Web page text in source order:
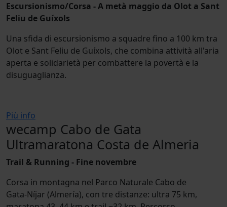
Escursionismo/Corsa - A metà maggio da Olot a Sant
Feliu de Guíxols
Una sfida di escursionismo a squadre fino a 100 km tra
Olot e Sant Feliu de Guíxols, che combina attività all'aria
aperta e solidarietà per combattere la povertà e la
disuguaglianza.
Più info
wecamp Cabo de Gata
Ultramaratona Costa de Almeria
Trail & Running - Fine novembre
Corsa in montagna nel Parco Naturale Cabo de
Gata‑Níjar (Almería), con tre distanze: ultra 75 km,